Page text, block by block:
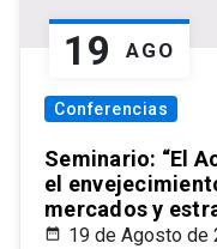
19 AGO
Conferencias
Seminario: “El
el
mercados y
19 de Agosto de